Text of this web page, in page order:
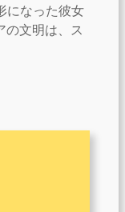
になった彼女
の文明は、ス